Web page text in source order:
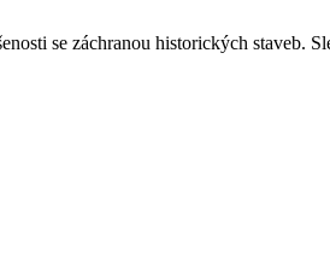
se záchranou historických staveb.